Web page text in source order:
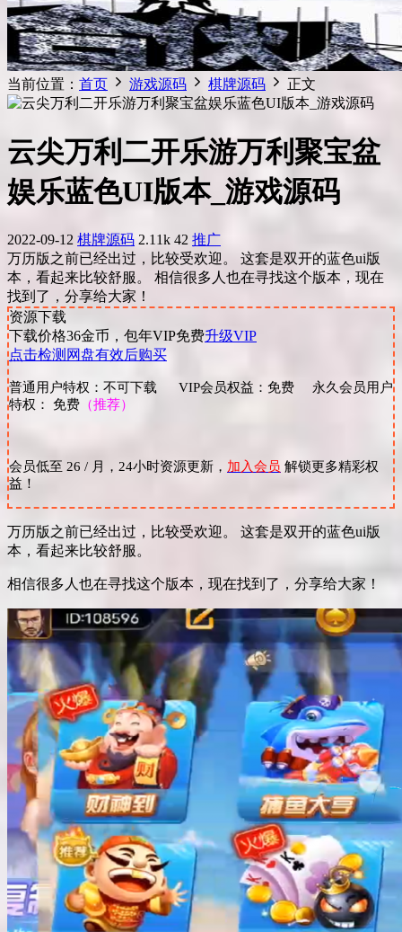
当前位置： 首页 游戏源码 棋牌源码 正文
云尖万利二开乐游万利聚宝盆
娱乐蓝色UI版本_游戏源码
2022-09-12 棋牌源码 2.11k 42 推广
万历版之前已经出过，比较受欢迎。 这套是双开的蓝色ui版
本，看起来比较舒服。 相信很多人也在寻找这个版本，现在
找到了，分享给大家！
资源下载
下载价格36金币，包年VIP免费升级VIP
点击检测网盘有效后购买
普通用户特权：不可下载 VIP会员权益：免费 永久会员用户
特权： 免费 （推荐）
会员低至 26 / 月，24小时资源更新， 加入会员 解锁更多精彩权
益！
万历版之前已经出过，比较受欢迎。 这套是双开的蓝色ui版
本，看起来比较舒服。
相信很多人也在寻找这个版本，现在找到了，分享给大家！